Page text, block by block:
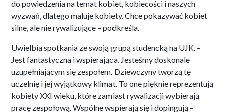
do powiedzenia na temat kobiet, kobiecości i naszych
wyzwań, dlatego maluje kobiety. Chce pokazywać kobiet
silne, ale nie rywalizujące – podkreśla.
Uwielbia spotkania ze swoją grupą studencką na UJK. –
Jest fantastyczna i wspierająca. Jesteśmy doskonale
uzupełniającym się zespołem. Dziewczyny tworzą tę
uczelnię i jej wyjątkowy klimat. To one pięknie reprezentują
kobiety XXI wieku, które zamiast rywalizacji wybierają
pracę zespołową. Wspólne wspierają się i dopingują –